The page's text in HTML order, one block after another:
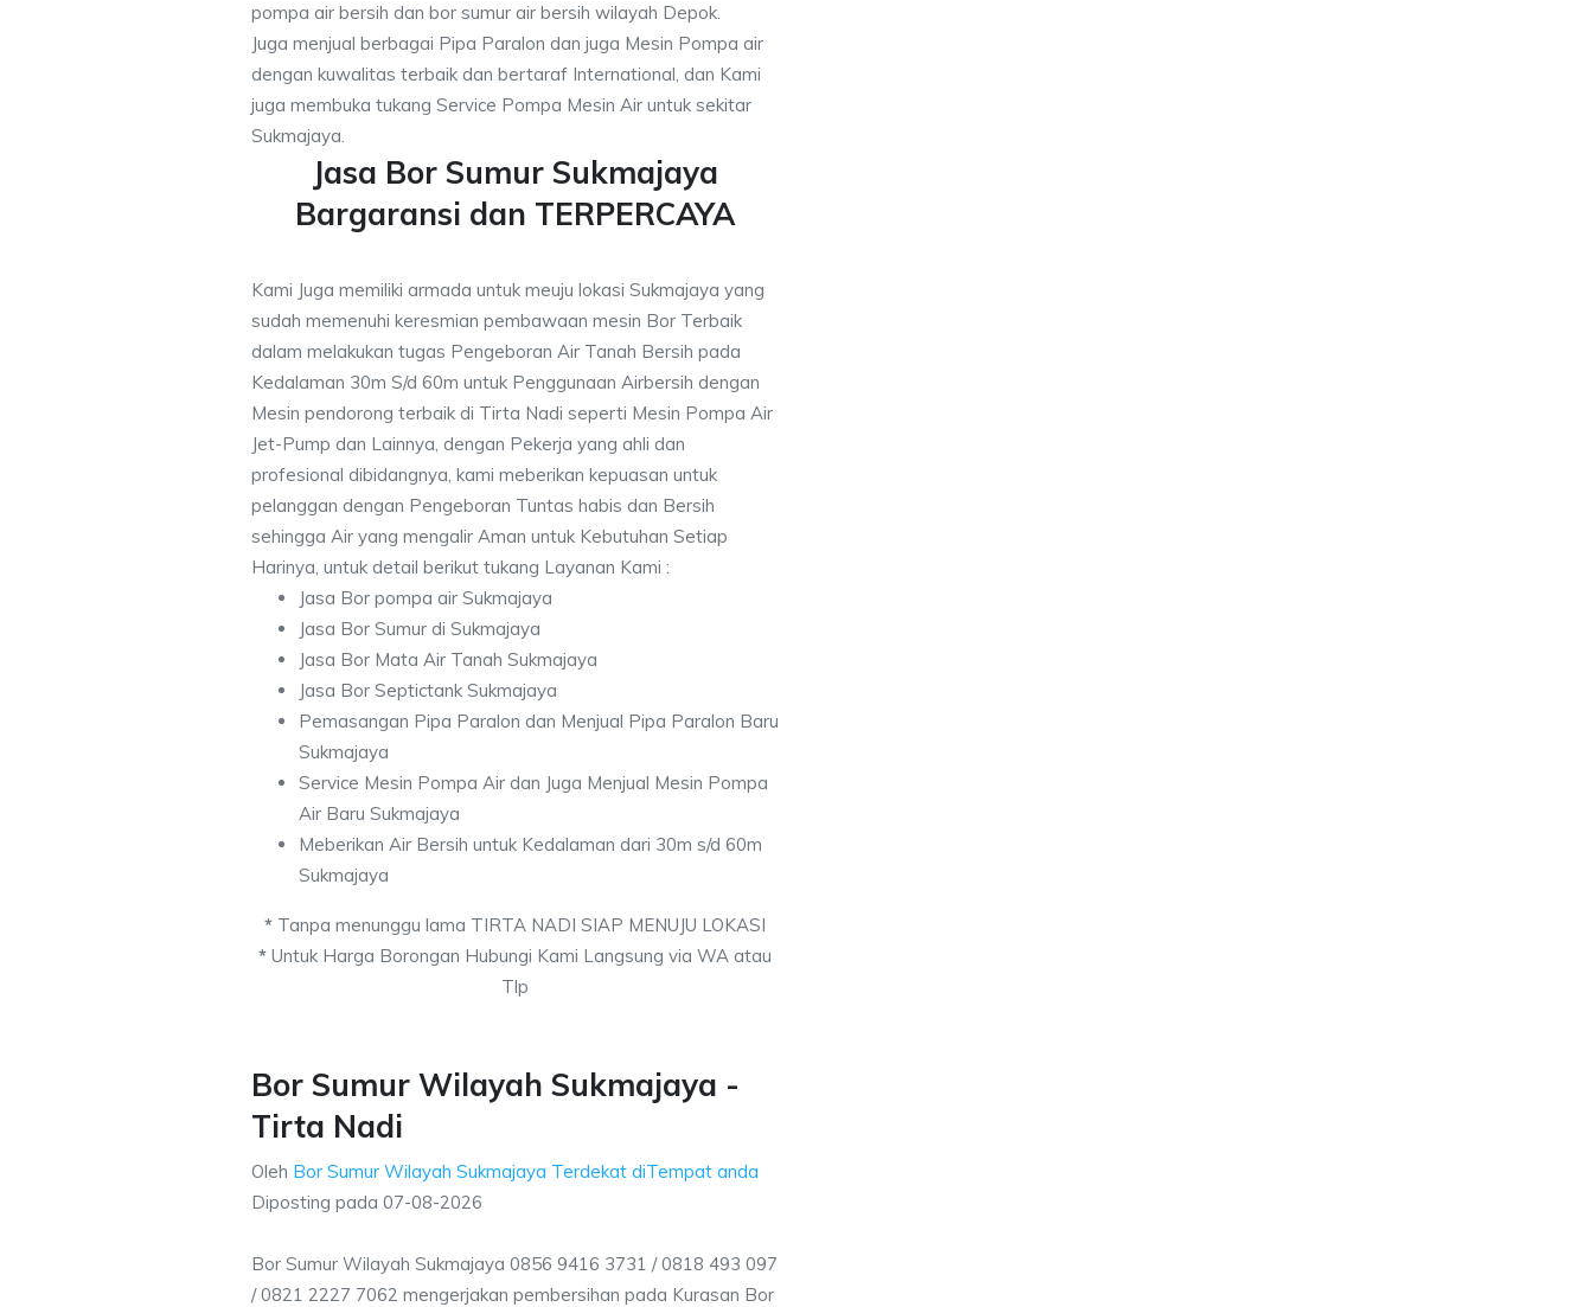
pompa air bersih dan bor sumur air bersih wilayah Depok.
Juga menjual berbagai Pipa Paralon dan juga Mesin Pompa air
dengan kuwalitas terbaik dan bertaraf International, dan Kami
juga membuka tukang Service Pompa Mesin Air untuk sekitar
Sukmajaya.
Jasa Bor Sumur Sukmajaya
Bargaransi dan TERPERCAYA
Kami Juga memiliki armada untuk meuju lokasi Sukmajaya yang
sudah memenuhi keresmian pembawaan mesin Bor Terbaik
dalam melakukan tugas Pengeboran Air Tanah Bersih pada
Kedalaman 30m S/d 60m untuk Penggunaan Airbersih dengan
Mesin pendorong terbaik di Tirta Nadi seperti Mesin Pompa Air
Jet-Pump dan Lainnya, dengan Pekerja yang ahli dan
profesional dibidangnya, kami meberikan kepuasan untuk
pelanggan dengan Pengeboran Tuntas habis dan Bersih
sehingga Air yang mengalir Aman untuk Kebutuhan Setiap
Harinya, untuk detail berikut tukang Layanan Kami :
Jasa Bor pompa air Sukmajaya
Jasa Bor Sumur di Sukmajaya
Jasa Bor Mata Air Tanah Sukmajaya
Jasa Bor Septictank Sukmajaya
Pemasangan Pipa Paralon dan Menjual Pipa Paralon Baru
Sukmajaya
Service Mesin Pompa Air dan Juga Menjual Mesin Pompa
Air Baru Sukmajaya
Meberikan Air Bersih untuk Kedalaman dari 30m s/d 60m
Sukmajaya
* Tanpa menunggu lama TIRTA NADI SIAP MENUJU LOKASI
* Untuk Harga Borongan Hubungi Kami Langsung via WA atau
Tlp
Bor Sumur Wilayah Sukmajaya -
Tirta Nadi
Oleh Bor Sumur Wilayah Sukmajaya Terdekat diTempat anda
Diposting pada 07-08-2026
Bor Sumur Wilayah Sukmajaya 0856 9416 3731 / 0818 493 097
/ 0821 2227 7062 mengerjakan pembersihan pada Kurasan Bor